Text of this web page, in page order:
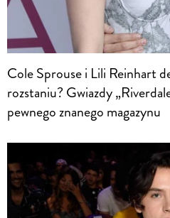
Cole Sprouse i Lili Reinhart
rozstaniu? Gwiazdy
pewnego znanego magazynu